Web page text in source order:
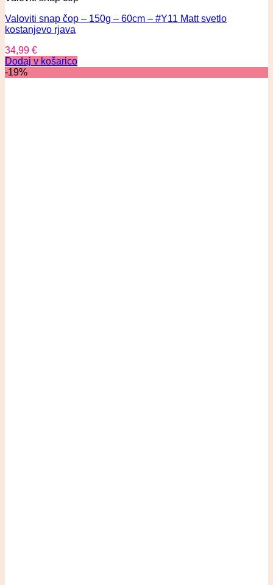
Valoviti snap čop – 150g – 60cm – #Y11 Matt svetlo
kostanjevo rjava
34,99 €
Dodaj v košarico
-19%